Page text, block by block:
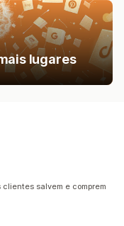
lugares
salvem e comprem